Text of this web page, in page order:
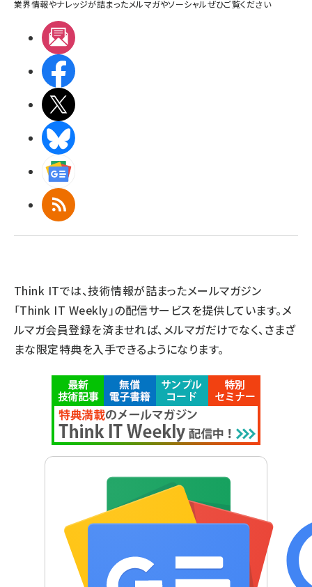
業界情報やナレッジが詰まったメルマガやソーシャルぜひご覧ください
RSS
Think ITでは、技術情報が詰まったメールマガジン
「Think IT Weekly」の配信サービスを提供しています。メ
ルマガ会員登録を済ませれば、メルマガだけでなく、さまざ
まな限定特典を入手できるようになります。